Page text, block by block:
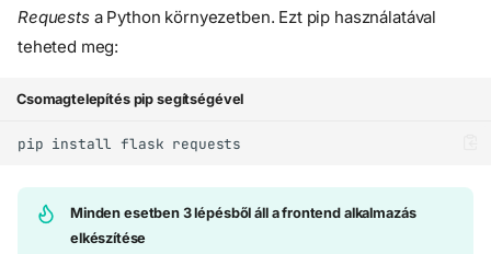
Requestsa Python környezetben. Ezt pip használatával
teheted meg:
Csomagtelepítés pip segítségével
Minden esetben 3 lépésből áll a frontend alkalmazás
elkészítése